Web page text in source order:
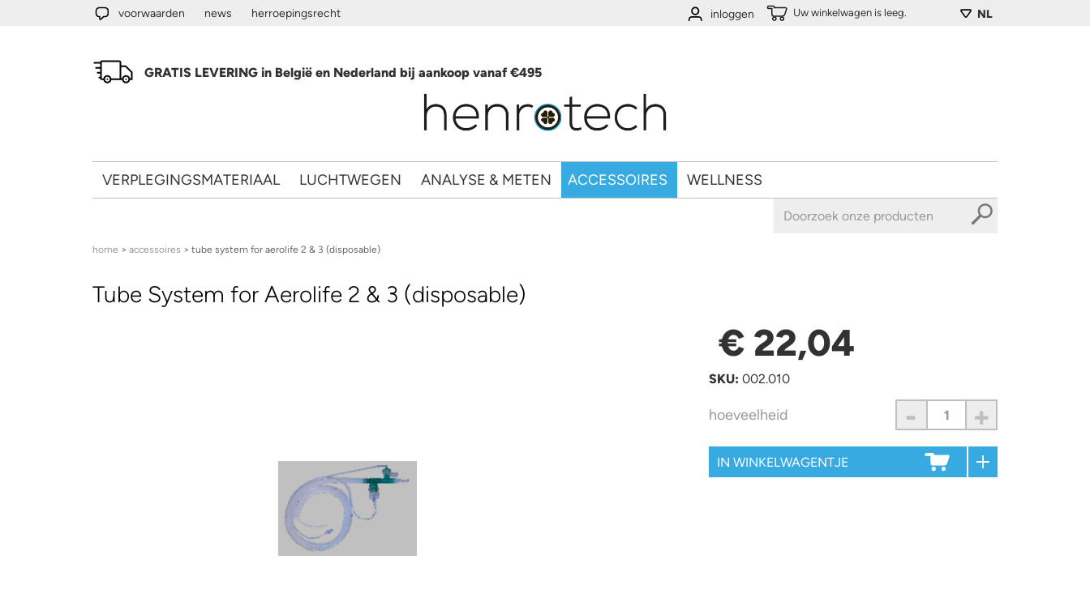
Overslaan en naar de algemene inhoud gaan
voorwaarden news herroepingsrecht NL
Uw winkelwagen is leeg.
inloggen
GRATIS LEVERING in België en Nederland bij aankoop vanaf €495
VERPLEGINGSMATERIAAL LUCHTWEGEN ANALYSE & METEN ACCESSOIRES WELLNESS
U bent hier
home > accessoires > tube system for aerolife 2 & 3 (disposable)
Tube System for Aerolife 2 & 3 (disposable)
€ 22,04
SKU: 002.010
hoeveelheid - +